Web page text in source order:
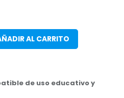
AL CARRITO
de uso educativo y